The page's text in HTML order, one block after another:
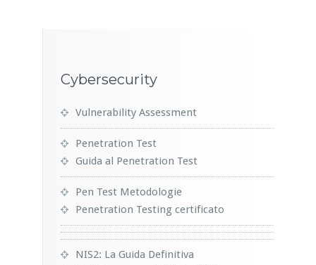
Cybersecurity
Vulnerability Assessment
Penetration Test
Guida al Penetration Test
Pen Test Metodologie
Penetration Testing certificato
NIS2: La Guida Definitiva